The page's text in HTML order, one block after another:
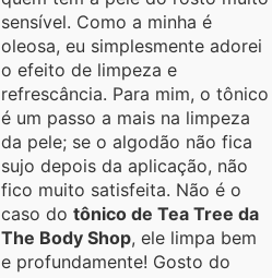
sensível. Como a minha é
oleosa, eu simplesmente adorei
o efeito de limpeza e
refrescância. Para mim, o tônico
é um passo a mais na limpeza
da pele; se o algodão não fica
sujo depois da aplicação, não
fico muito satisfeita. Não é o
caso do tônico de Tea Tree da
The Body Shop, ele limpa bem
e profundamente! Gosto do